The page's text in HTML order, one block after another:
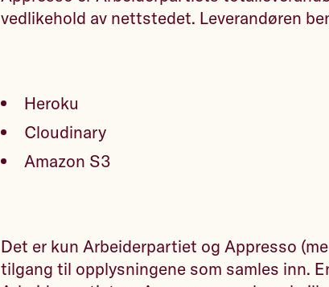
vedlikehold av nettstedet. Leverandøren
Heroku
Cloudinary
Amazon S3
Det er kun Arbeiderpartiet og Appresso
tilgang til opplysningene som samles inn.